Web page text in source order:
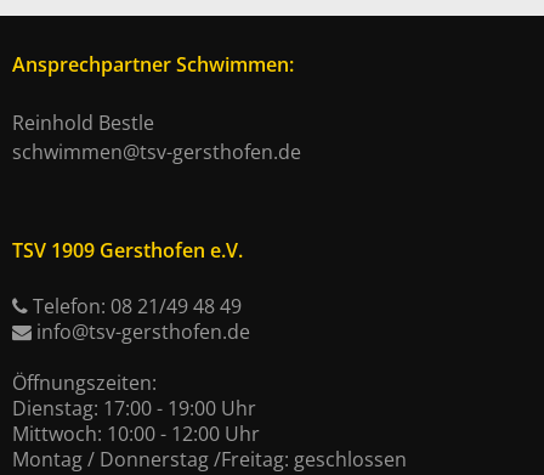
Ansprechpartner Schwimmen:
Reinhold Bestle
schwimmen@tsv-gersthofen.de
TSV 1909 Gersthofen e.V.
Telefon: 08 21/49 48 49
info@tsv-gersthofen.de
Öffnungszeiten:
Dienstag: 17:00 - 19:00 Uhr
Mittwoch: 10:00 - 12:00 Uhr
Montag / Donnerstag /Freitag: geschlossen